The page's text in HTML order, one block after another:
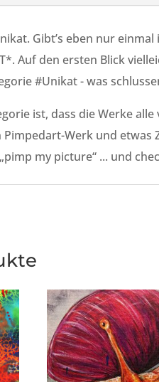
Gibt’s eben nur
Auf den ersten Blick
#Unikat - was
ist, dass die Werke
Werk und etwas
my picture“ ... und